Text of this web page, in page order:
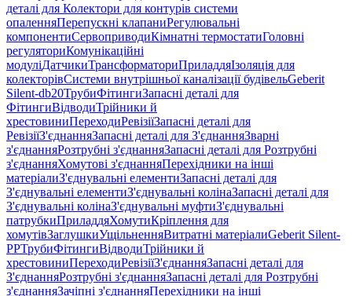
деталі для Колектори для контурів системи
опаленняПерепускні клапаниРегулювальні
компонентиСервоприводиКімнатні термостатиГоловні
регуляториКомунікаційні
модуліДатчикиТрансформаториПриладдяІзоляція для
колекторівСистеми внутрішньої каналізації будівельGeberit
Silent-db20ТрубиФітингиЗапасні деталі для
ФітингиВідводиТрійники й
хрестовиниПереходиРевізіїЗапасні деталі для
РевізіїЗ'єднанняЗапасні деталі для З'єднанняЗварні
з'єднанняРозтрубні з'єднанняЗапасні деталі для Розтрубні
з'єднанняХомутові з'єднанняПерехідники на інші
матеріалиЗ'єднувальні елементиЗапасні деталі для
З'єднувальні елементиЗ'єднувальні колінаЗапасні деталі для
З'єднувальні колінаЗ'єднувальні муфтиЗ'єднувальні
патрубкиПриладдяХомутиКріплення для
хомутівЗаглушкиУщільненняВитратні матеріалиGeberit Silent-
PPТрубиФітингиВідводиТрійники й
хрестовиниПереходиРевізіїЗ'єднанняЗапасні деталі для
З'єднанняРозтрубні з'єднанняЗапасні деталі для Розтрубні
з'єднанняЗачіпні з'єднанняПерехідники на інші